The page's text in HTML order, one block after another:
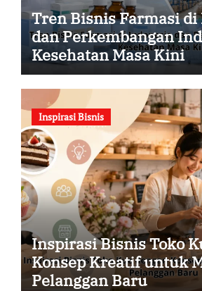
Tren Bisnis Farmasi di
dan Perkembangan
Kesehatan Masa Kini
Inspirasi Bisnis
Inspirasi Bisnis Toko
Konsep Kreatif untuk
Pelanggan Baru